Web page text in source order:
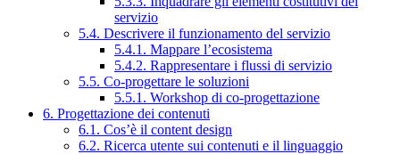
servizio
5.4. Descrivere il funzionamento del servizio
5.4.1. Mappare l’ecosistema
5.4.2. Rappresentare i flussi di servizio
5.5. Co-progettare le soluzioni
5.5.1. Workshop di co-progettazione
6. Progettazione dei contenuti
6.1. Cos’è il content design
6.2. Ricerca utente sui contenuti e il linguaggio